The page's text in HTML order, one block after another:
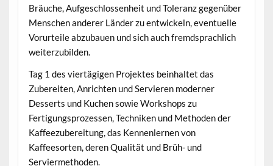
Bräuche, Aufgeschlossenheit und Toleranz gegenüber
Menschen anderer Länder zu entwickeln, eventuelle
Vorurteile abzubauen und sich auch fremdsprachlich
weiterzubilden.
Tag 1 des viertägigen Projektes beinhaltet das
Zubereiten, Anrichten und Servieren moderner
Desserts und Kuchen sowie Workshops zu
Fertigungsprozessen, Techniken und Methoden der
Kaffeezubereitung, das Kennenlernen von
Kaffeesorten, deren Qualität und Brüh- und
Serviermethoden.